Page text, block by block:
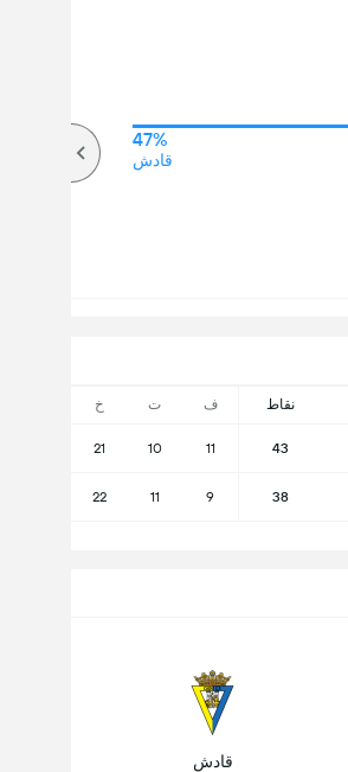
نقاط ف ت خ
43
11
10
21
38
9
11
22
47%
قادش
قادش